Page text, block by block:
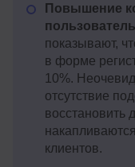
Повышение
показывают,
в форме
10%.
отсутствие
восстановить
клиентов.